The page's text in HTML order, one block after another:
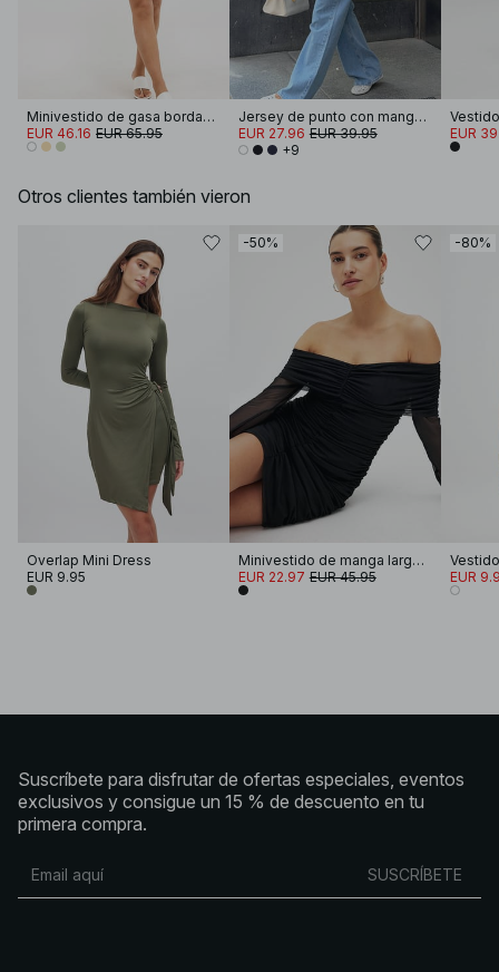
Minivestido de gasa bordada de manga larga
EUR 46.16 EUR 65.95
Jersey de punto con manga doblada
EUR 27.96 EUR 39.95
+9
EUR
Otros clientes también vieron
Overlap Mini Dress
EUR 9.95
-50%
Minivestido de manga larga con volantes
EUR 22.97 EUR 45.95
-80%
EUR
Suscríbete para disfrutar de ofertas especiales, eventos
exclusivos y consigue un 15 % de descuento en tu
primera compra.
SUSCRÍBETE